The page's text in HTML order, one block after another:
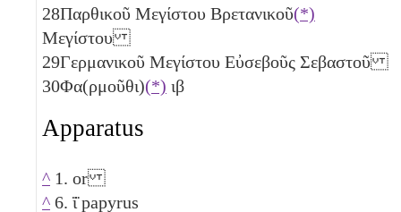
28Παρθικοῦ Μεγίστου Βρετανικοῦ(*)
Μεγίστου
29Γερμανικοῦ Μεγίστου Εὐσεβοῦς Σεβαστοῦ
30Φα(ρμοῦθι)(*) ιβ
Apparatus
^ 1. or
^ 6. ϊ̈ papyrus